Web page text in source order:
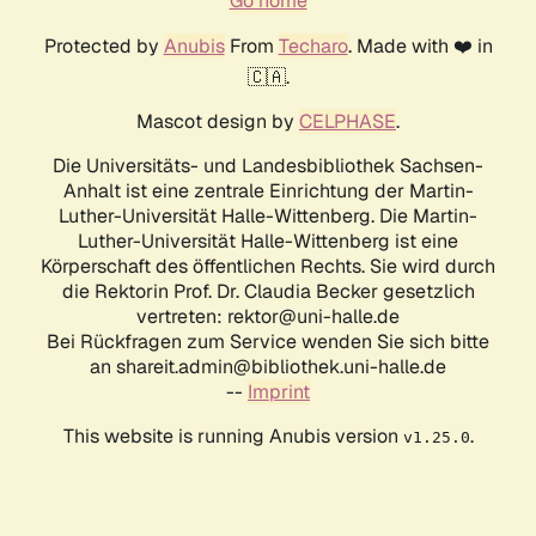
Protected by AnubisFrom Techaro. Made with ❤️ in
🇨🇦.
Mascot design by CELPHASE.
Die Universitäts- und Landesbibliothek Sachsen-
Anhalt ist eine zentrale Einrichtung der Martin-
Luther-Universität Halle-Wittenberg. Die Martin-
Luther-Universität Halle-Wittenberg ist eine
Körperschaft des öffentlichen Rechts. Sie wird durch
die Rektorin Prof. Dr. Claudia Becker gesetzlich
vertreten: rektor@uni-halle.de
Bei Rückfragen zum Service wenden Sie sich bitte
an shareit.admin@bibliothek.uni-halle.de
-- Imprint
This website is running Anubis version v1.25.0.